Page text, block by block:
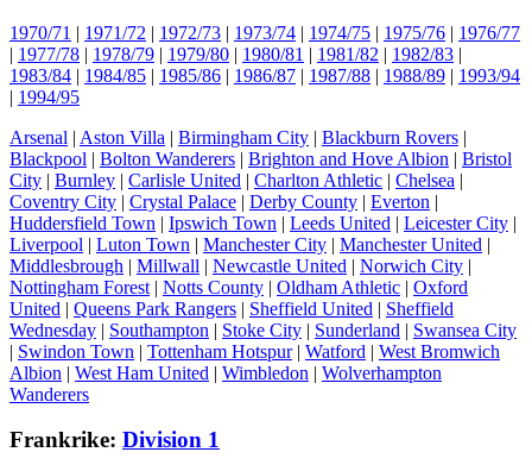
1970/71 | 1971/72 | 1972/73 | 1973/74 | 1974/75 | 1975/76 | 1976/77
| 1977/78 | 1978/79 | 1979/80 | 1980/81 | 1981/82 | 1982/83 |
1983/84 | 1984/85 | 1985/86 | 1986/87 | 1987/88 | 1988/89 | 1993/94
| 1994/95
Arsenal | Aston Villa | Birmingham City | Blackburn Rovers |
Blackpool | Bolton Wanderers | Brighton and Hove Albion | Bristol
City | Burnley | Carlisle United | Charlton Athletic | Chelsea |
Coventry City | Crystal Palace | Derby County | Everton |
Huddersfield Town | Ipswich Town | Leeds United | Leicester City |
Liverpool | Luton Town | Manchester City | Manchester United |
Middlesbrough | Millwall | Newcastle United | Norwich City |
Nottingham Forest | Notts County | Oldham Athletic | Oxford
United | Queens Park Rangers | Sheffield United | Sheffield
Wednesday | Southampton | Stoke City | Sunderland | Swansea City
| Swindon Town | Tottenham Hotspur| Watford | West Bromwich
Albion | West Ham United | Wimbledon | Wolverhampton
Wanderers
Frankrike: Division 1